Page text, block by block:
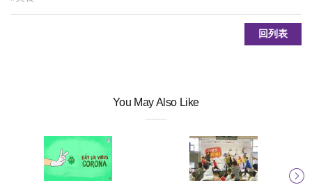
回列表
You May Also Like